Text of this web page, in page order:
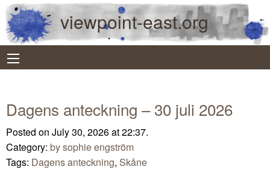
viewpoint-east.org
Dagens anteckning – 30 juli 2026
Posted on July 30, 2026 at 22:37.
Category: by sophie engström
Tags: Dagens anteckning, Skåne